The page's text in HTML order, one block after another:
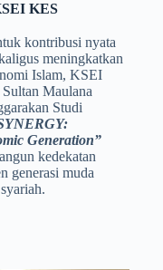
KES
kontribusi nyata
meningkatkan
Islam, KSEI
Maulana
Studi
Generation”
kedekatan
generasi muda